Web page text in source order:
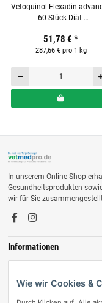
Vetoquinol Flexadin
60 Stück Diät-
Hunde
51,78 € *
287,66 € pro 1 kg
In unserem Online Shop
Gesundheitsprodukten
wir für Sie
Informationen
Wie wir Cookies &